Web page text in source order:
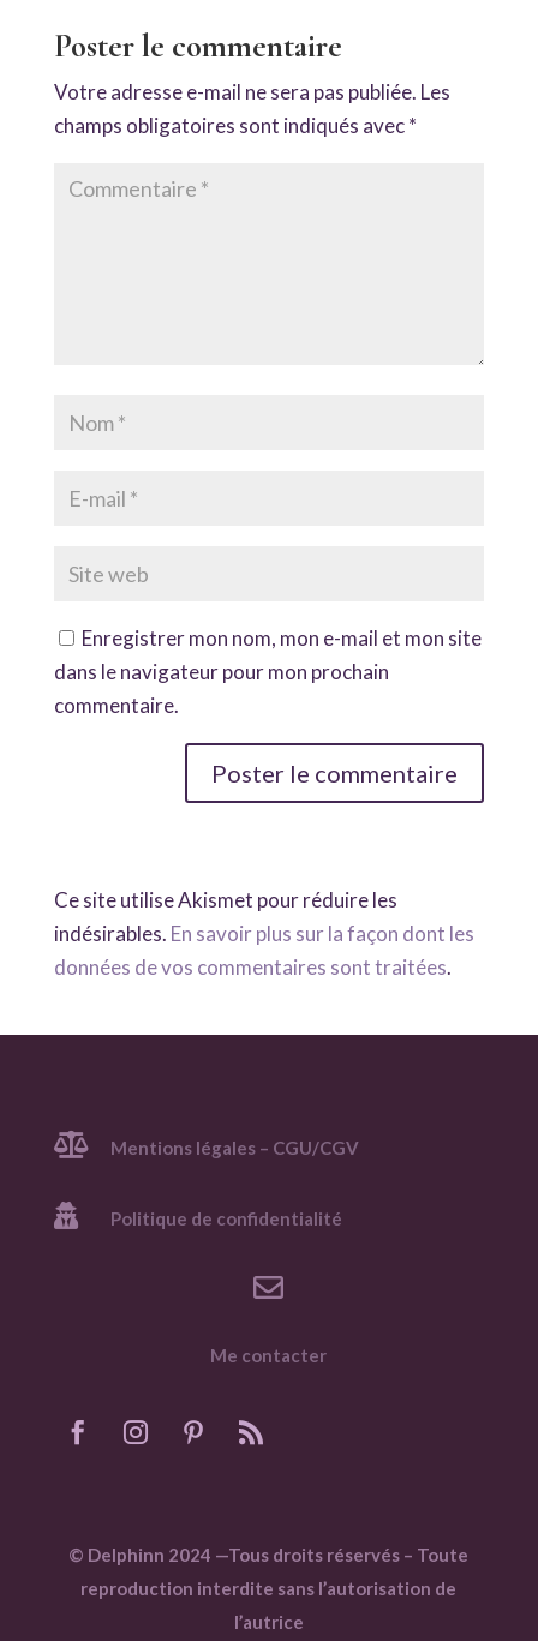
Poster le commentaire
Votre adresse e-mail ne sera pas publiée. Les
champs obligatoires sont indiqués avec*
Enregistrer mon nom, mon e-mail et mon site
dans le navigateur pour mon prochain
commentaire.
Ce site utilise Akismet pour réduire les
indésirables. En savoir plus sur la façon dont les
données de vos commentaires sont traitées.
 Mentions légales – CGU/CGV
 Politique de confidentialité

Me contacter
© Delphinn 2024 —Tous droits réservés – Toute
reproduction interdite sans l’autorisation de
l’autrice